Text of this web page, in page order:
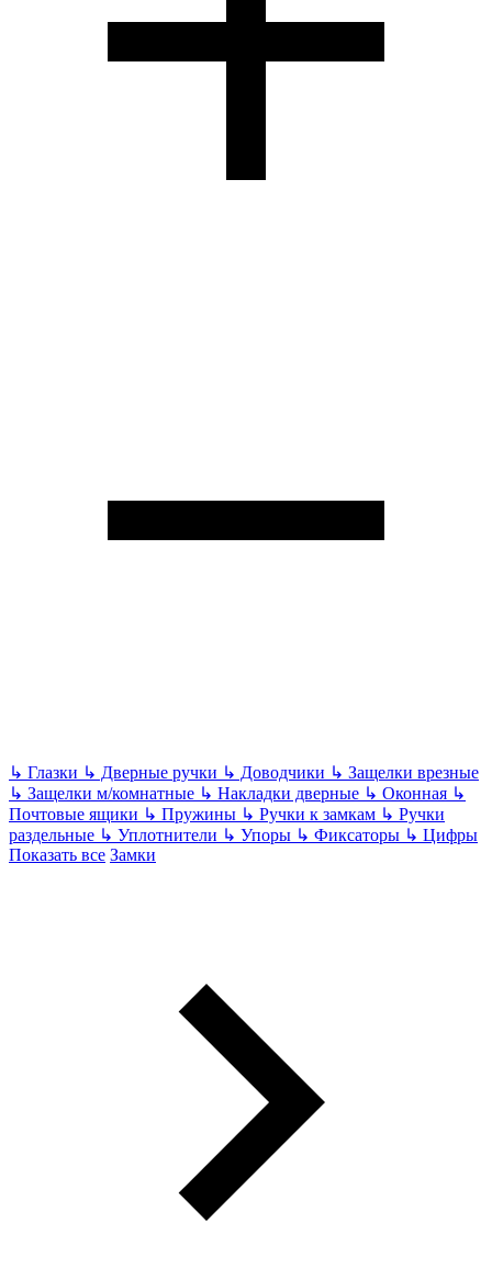
↳ Глазки ↳ Дверные ручки ↳ Доводчики ↳ Защелки врезные
↳ Защелки м/комнатные ↳ Накладки дверные ↳ Оконная ↳
Почтовые ящики ↳ Пружины ↳ Ручки к замкам ↳ Ручки
раздельные ↳ Уплотнители ↳ Упоры ↳ Фиксаторы ↳ Цифры
Показать все Замки